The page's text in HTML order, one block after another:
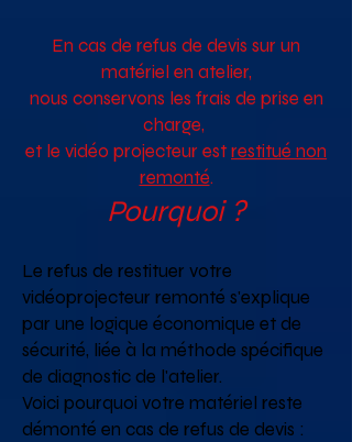
En cas de refus de devis sur un
matériel en atelier,
nous conservons les frais de prise en
charge,
et le vidéo projecteur estrestitué non
remonté.
Pourquoi ?
Le refus de restituer votre
vidéoprojecteur remonté s'explique
par une logique économique et de
sécurité, liée à la méthode spécifique
de diagnostic de l'atelier.
Voici pourquoi votre matériel reste
démonté en cas de refus de devis :